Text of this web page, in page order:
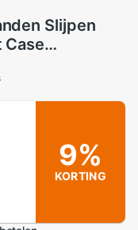
Slijpen
Case
9%
KORTING